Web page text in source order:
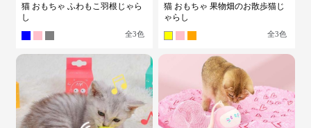
猫 おもちゃ ふわもこ羽根じゃら
し
全3色
猫 おもちゃ 果物畑のお散歩猫じ
ゃらし
全3色